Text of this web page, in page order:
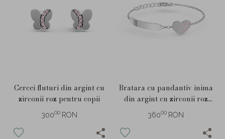
Cercei fluturi din argint cu
zirconii roz pentru copii
30000 RON
Bratara cu pandantiv inima
din argint cu zirconii roz
pentru copii
36000 RON